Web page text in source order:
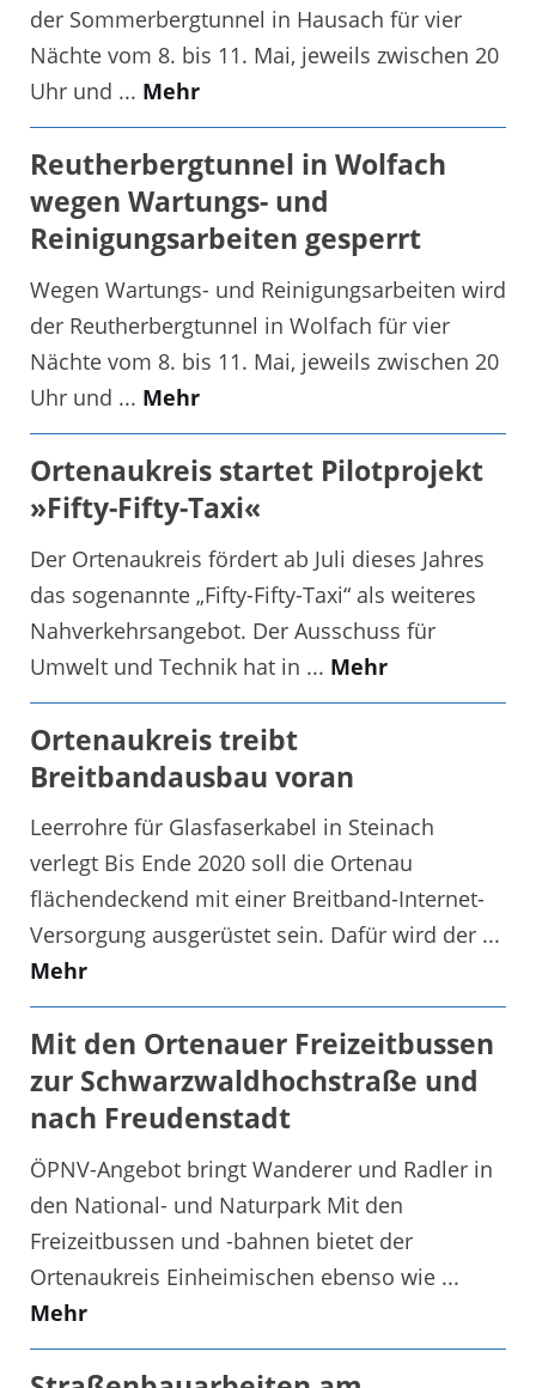
der Sommerbergtunnel in Hausach für vier
Nächte vom 8. bis 11. Mai, jeweils zwischen 20
Uhr und ... Mehr
Reutherbergtunnel in Wolfach
wegen Wartungs- und
Reinigungsarbeiten gesperrt
Wegen Wartungs- und Reinigungsarbeiten wird
der Reutherbergtunnel in Wolfach für vier
Nächte vom 8. bis 11. Mai, jeweils zwischen 20
Uhr und ... Mehr
Ortenaukreis startet Pilotprojekt
»Fifty-Fifty-Taxi«
Der Ortenaukreis fördert ab Juli dieses Jahres
das sogenannte „Fifty-Fifty-Taxi“ als weiteres
Nahverkehrsangebot. Der Ausschuss für
Umwelt und Technik hat in ... Mehr
Ortenaukreis treibt
Breitbandausbau voran
Leerrohre für Glasfaserkabel in Steinach
verlegt Bis Ende 2020 soll die Ortenau
flächendeckend mit einer Breitband-Internet-
Versorgung ausgerüstet sein. Dafür wird der ...
Mehr
Mit den Ortenauer Freizeitbussen
zur Schwarzwaldhochstraße und
nach Freudenstadt
ÖPNV-Angebot bringt Wanderer und Radler in
den National- und Naturpark Mit den
Freizeitbussen und -bahnen bietet der
Ortenaukreis Einheimischen ebenso wie ...
Mehr